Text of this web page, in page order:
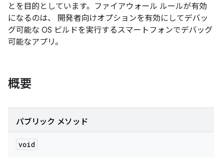
とを目的としています。ファイアウォール ルールが有効
になるのは、 開発者向けオプションを有効にしてデバッ
グ可能な OS ビルドを実行するスマートフォンでデバッグ
可能なアプリ。
概要
パブリック メソッド
void